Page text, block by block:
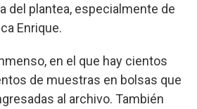
del plantea, especialmente de
Enrique.
en el que hay cientos
de muestras en bolsas que
al archivo. También